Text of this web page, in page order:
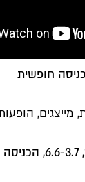
מייצגים,